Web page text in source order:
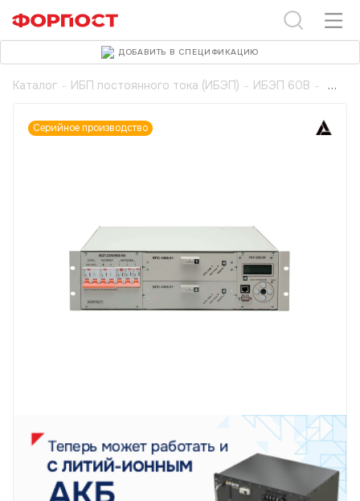
Каталог - ИБП постоянного тока (ИБЭП) - ИБЭП 60В -
Серийное производство
ДОБАВИТЬ В СПЕЦИФИКАЦИЮ